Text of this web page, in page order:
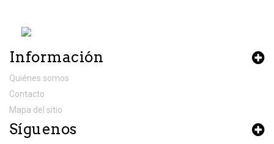
Información
Quiénes somos
Contacto
Mapa del sitio
Síguenos